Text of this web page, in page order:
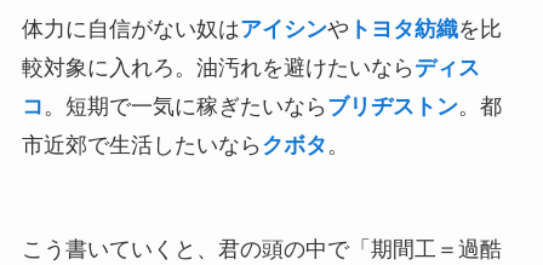
体力に自信がない奴はアイシンや トヨタ紡織を比
較対象に入れろ。油汚れを避けたいなら ディス
コ 。短期で一気に稼ぎたいなら ブリヂストン。都
市近郊で生活したいなら クボタ 。
こう書いていくと、君の頭の中で「期間工＝過酷